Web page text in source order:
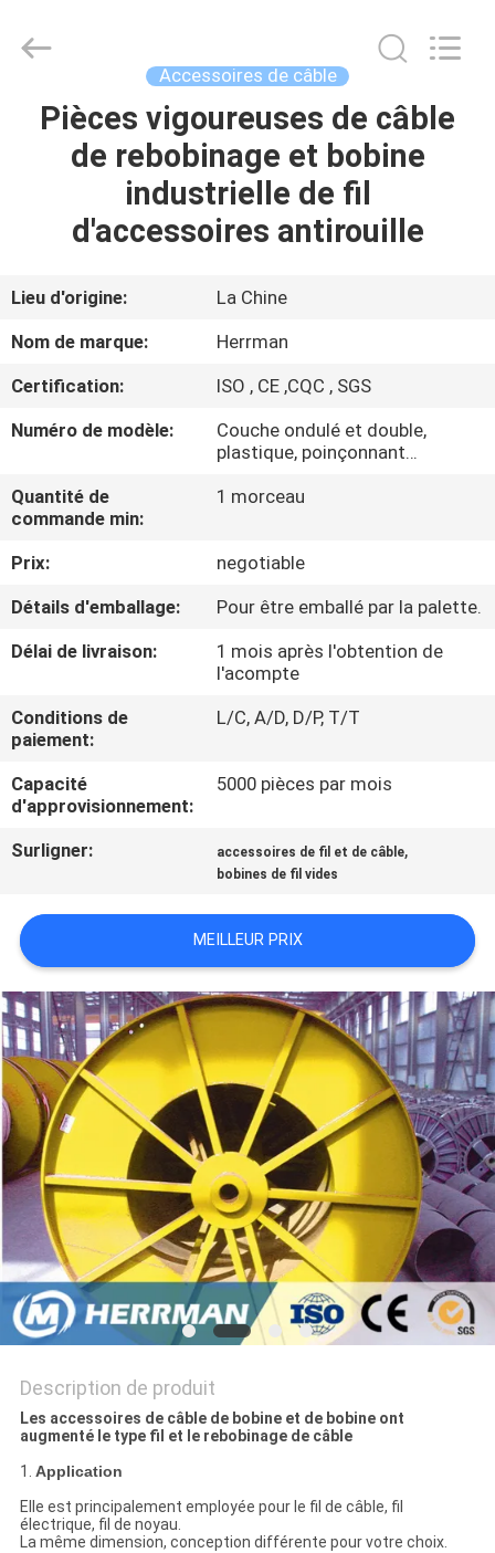
MAISON
PRODUITS
PROPOS
DE
NOUS
VISITE
D'USINE
CONTRÔLE
QUALITÉ
NOUS
NOUVELLES
UNE
CITATION
PLAN
DU
SITE
POLITIQUE
DE
CONFIDENTIALITÉ
Rights
Accessoires de câble
Pièces vigoureuses de câble
de rebobinage et bobine
industrielle de fil
d'accessoires antirouille
Lieu d'origine:
La Chine
Nom de marque:
Herrman
Certification:
ISO , CE ,CQC , SGS
Numéro de modèle:
Couche ondulé et double,
plastique, poinçonnant…
Quantité de
commande min:
1 morceau
Prix:
negotiable
Détails d'emballage:
Pour être emballé par la palette.
Délai de livraison:
1 mois après l'obtention de
l'acompte
Conditions de
paiement:
L/C, A/D, D/P, T/T
Capacité
d'approvisionnement:
5000 pièces par mois
Surligner: accessoires de fil et de câble,
bobines de fil vides
MEILLEUR PRIX
Description de produit
Les accessoires de câble de bobine et de bobine ont
augmenté le type fil et le rebobinage de câble
1. Application
Elle est principalement employée pour le fil de câble, fil
électrique, fil de noyau.
La même dimension, conception différente pour votre choix.